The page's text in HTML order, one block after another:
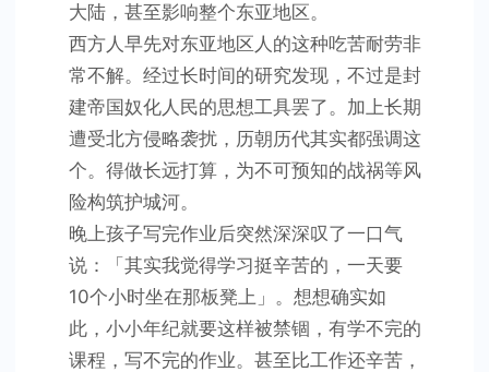
大陆，甚至影响整个东亚地区。
西方人早先对东亚地区人的这种吃苦耐劳非
常不解。经过长时间的研究发现，不过是封
建帝国奴化人民的思想工具罢了。加上长期
遭受北方侵略袭扰，历朝历代其实都强调这
个。得做长远打算，为不可预知的战祸等风
险构筑护城河。
晚上孩子写完作业后突然深深叹了一口气
说：「其实我觉得学习挺辛苦的，一天要
10个小时坐在那板凳上」。想想确实如
此，小小年纪就要这样被禁锢，有学不完的
课程，写不完的作业。甚至比工作还辛苦，